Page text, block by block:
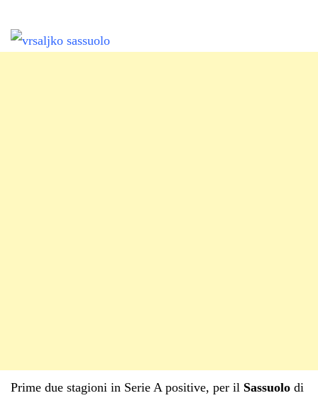
Prime due stagioni in Serie A positive, per il Sassuolo di